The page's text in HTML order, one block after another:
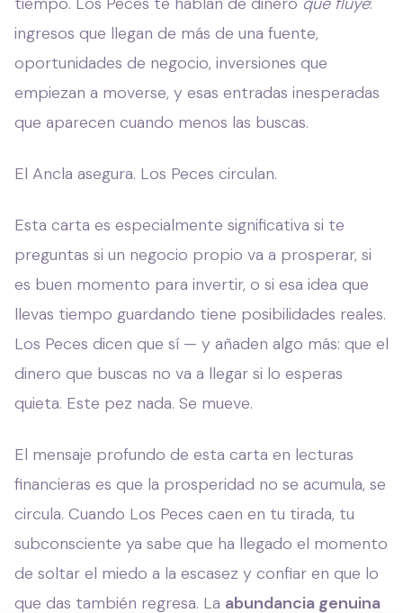
ingresos que llegan de más de una fuente,
oportunidades de negocio, inversiones que
empiezan a moverse, y esas entradas inesperadas
que aparecen cuando menos las buscas.
El Ancla asegura. Los Peces circulan.
Esta carta es especialmente significativa si te
preguntas si un negocio propio va a prosperar, si
es buen momento para invertir, o si esa idea que
llevas tiempo guardando tiene posibilidades reales.
Los Peces dicen que sí — y añaden algo más: que el
dinero que buscas no va a llegar si lo esperas
quieta. Este pez nada. Se mueve.
El mensaje profundo de esta carta en lecturas
financieras es que la prosperidad no se acumula, se
circula. Cuando Los Peces caen en tu tirada, tu
subconsciente ya sabe que ha llegado el momento
de soltar el miedo a la escasez y confiar en que lo
que das también regresa. La abundancia genuina